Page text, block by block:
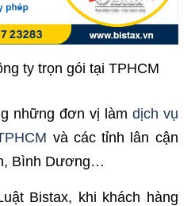
ty trọn gói tại TPHCM
những đơn vị làm dịch vụ
và các tỉnh lân cận
Bình Dương…
Bistax, khi khách hàng